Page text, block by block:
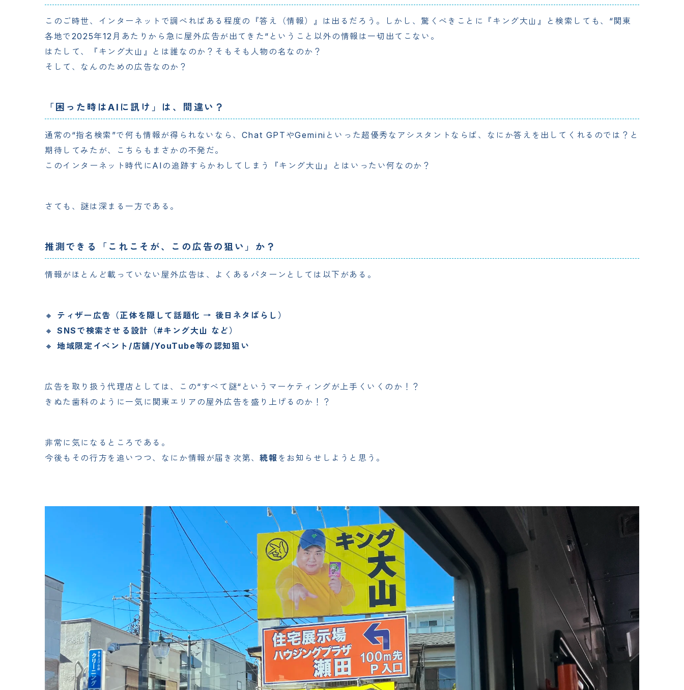
このご時世、インターネットで調べればある程度の『答え（情報）』は出るだろう。しかし、驚くべきことに『キング大山』と検索しても、“関東
各地で2025年12月あたりから急に屋外広告が出てきた“ということ以外の情報は一切出てこない。
はたして、『キング大山』とは誰なのか？そもそも人物の名なのか？
そして、なんのための広告なのか？
「困った時はAIに訊け」は、間違い？
通常の“指名検索”で何も情報が得られないなら、Chat GPTやGeminiといった超優秀なアシスタントならば、なにか答えを出してくれるのでは？と
期待してみたが、こちらもまさかの不発だ。
このインターネット時代にAIの追跡すらかわしてしまう『キング大山』とはいったい何なのか？
さても、謎は深まる一方である。
推測できる「これこそが、この広告の狙い」か？
情報がほとんど載っていない屋外広告は、よくあるパターンとしては以下がある。
🔸 ティザー広告（正体を隠して話題化 → 後日ネタばらし）
🔸 SNSで検索させる設計（#キング大山 など）
🔸 地域限定イベント/店舗/YouTube等の認知狙い
広告を取り扱う代理店としては、この“すべて謎“というマーケティングが上手くいくのか！？
きぬた歯科のように一気に関東エリアの屋外広告を盛り上げるのか！？
非常に気になるところである。
今後もその行方を追いつつ、なにか情報が届き次第、続報 をお知らせしようと思う。